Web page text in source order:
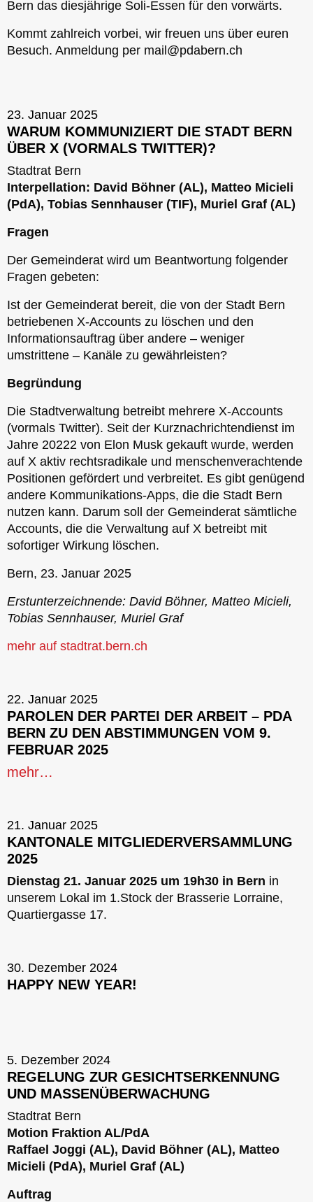
Bern das diesjährige Soli-Essen für den vorwärts.
Kommt zahlreich vorbei, wir freuen uns über euren
Besuch. Anmeldung per mail@pdabern.ch
23. Januar 2025
WARUM KOMMUNIZIERT DIE STADT BERN
ÜBER X (VORMALS TWITTER)?
Stadtrat Bern
Interpellation: David Böhner (AL), Matteo Micieli
(PdA), Tobias Sennhauser (TIF), Muriel Graf (AL)
Fragen
Der Gemeinderat wird um Beantwortung folgender
Fragen gebeten:
Ist der Gemeinderat bereit, die von der Stadt Bern
betriebenen X-Accounts zu löschen und den
Informationsauftrag über andere – weniger
umstrittene – Kanäle zu gewährleisten?
Begründung
Die Stadtverwaltung betreibt mehrere X-Accounts
(vormals Twitter). Seit der Kurznachrichtendienst im
Jahre 20222 von Elon Musk gekauft wurde, werden
auf X aktiv rechtsradikale und menschenverachtende
Positionen gefördert und verbreitet. Es gibt genügend
andere Kommunikations-Apps, die die Stadt Bern
nutzen kann. Darum soll der Gemeinderat sämtliche
Accounts, die die Verwaltung auf X betreibt mit
sofortiger Wirkung löschen.
Bern, 23. Januar 2025
Erstunterzeichnende: David Böhner, Matteo Micieli,
Tobias Sennhauser, Muriel Graf
mehr auf stadtrat.bern.ch
22. Januar 2025
PAROLEN DER PARTEI DER ARBEIT – PDA
BERN ZU DEN ABSTIMMUNGEN VOM 9.
FEBRUAR 2025
mehr…
21. Januar 2025
KANTONALE MITGLIEDERVERSAMMLUNG
2025
Dienstag 21. Januar 2025 um 19h30 in Bern in
unserem Lokal im 1.Stock der Brasserie Lorraine,
Quartiergasse 17.
30. Dezember 2024
HAPPY NEW YEAR!
5. Dezember 2024
REGELUNG ZUR GESICHTSERKENNUNG
UND MASSENÜBERWACHUNG
Stadtrat Bern
Motion Fraktion AL/PdA
Raffael Joggi (AL), David Böhner (AL), Matteo
Micieli (PdA), Muriel Graf (AL)
Auftrag